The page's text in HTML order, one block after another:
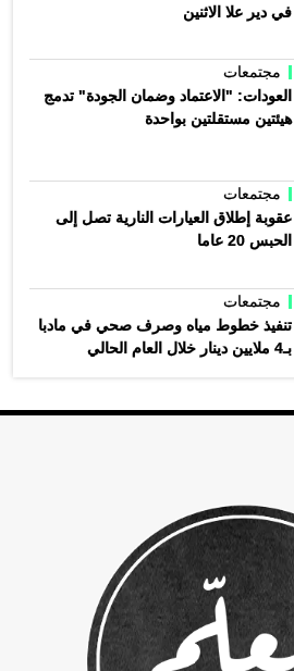
في دير علا الاثنين
مجتمعات
العودات: "الاعتماد وضمان الجودة" تدمج
هيئتين مستقلتين بواحدة
مجتمعات
عقوبة إطلاق العيارات النارية تصل إلى
الحبس 20 عاما
مجتمعات
تنفيذ خطوط مياه وصرف صحي في مادبا
بـ4 ملايين دينار خلال العام الحالي